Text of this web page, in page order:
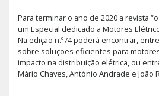
Para terminar o ano de 2020 a revista
um Especial dedicado a Motores
Na edição n.º74 poderá encontrar,
sobre soluções eficientes para
impacto na distribuição elétrica, ou
Mário Chaves, António Andrade e João